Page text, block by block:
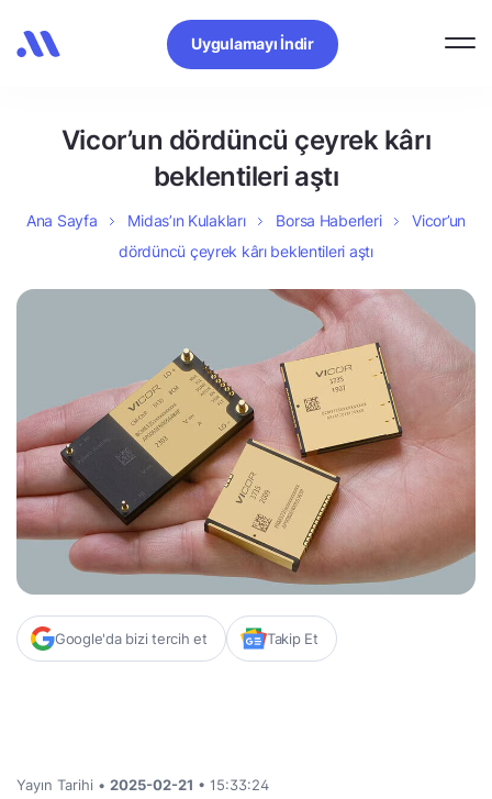
Uygulamayı İndir
Vicor’un dördüncü çeyrek kârı
beklentileri aştı
Ana Sayfa Midas’ın Kulakları Borsa Haberleri
Vicor’un
dördüncü çeyrek kârı beklentileri aştı
Google'da bizi tercih et Takip Et
Yayın Tarihi • 2025-02-21 • 15:33:24